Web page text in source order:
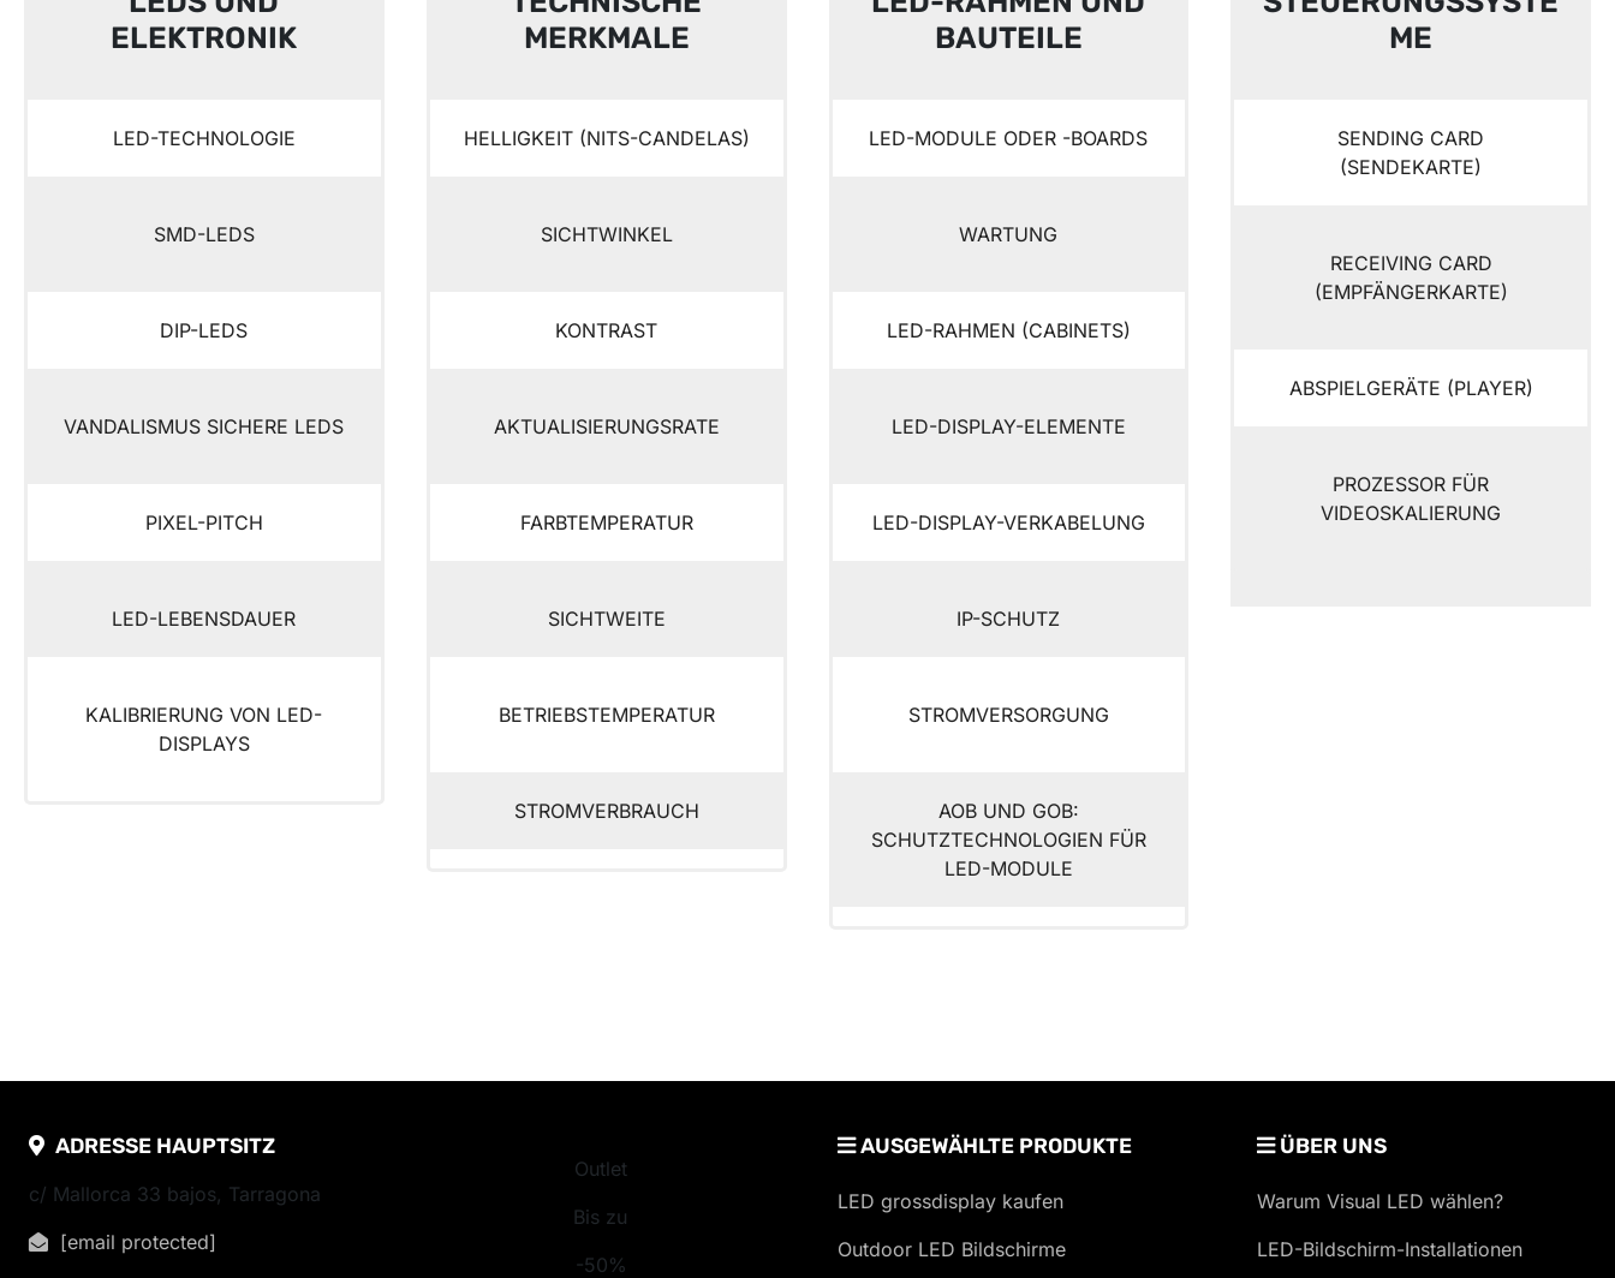
ELEKTRONIK
LED-TECHNOLOGIE
SMD-LEDS
DIP-LEDS
VANDALISMUS SICHERE LEDS
PIXEL-PITCH
LED-LEBENSDAUER
KALIBRIERUNG VON LED-
DISPLAYS
MERKMALE
HELLIGKEIT (NITS-CANDELAS)
SICHTWINKEL
KONTRAST
AKTUALISIERUNGSRATE
FARBTEMPERATUR
SICHTWEITE
BETRIEBSTEMPERATUR
STROMVERBRAUCH
BAUTEILE
LED-MODULE ODER -BOARDS
WARTUNG
LED-RAHMEN (CABINETS)
LED-DISPLAY-ELEMENTE
LED-DISPLAY-VERKABELUNG
IP-SCHUTZ
STROMVERSORGUNG
AOB UND GOB:
SCHUTZTECHNOLOGIEN FÜR
LED-MODULE
ME
SENDING CARD
(SENDEKARTE)
RECEIVING CARD
(EMPFÄNGERKARTE)
ABSPIELGERÄTE (PLAYER)
PROZESSOR FÜR
VIDEOSKALIERUNG
ADRESSE HAUPTSITZ
c/ Mallorca 33 bajos, Tarragona
[email protected]
Outlet
Bis zu
-50%
AUSGEWÄHLTE PRODUKTE
LED grossdisplay kaufen
Outdoor LED Bildschirme
ÜBER UNS
Warum Visual LED wählen?
LED-Bildschirm-Installationen